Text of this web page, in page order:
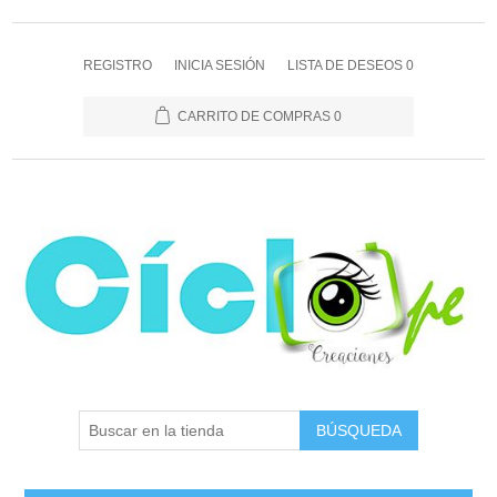
REGISTRO INICIA SESIÓN LISTA DE DESEOS 0
CARRITO DE COMPRAS 0
BÚSQUEDA